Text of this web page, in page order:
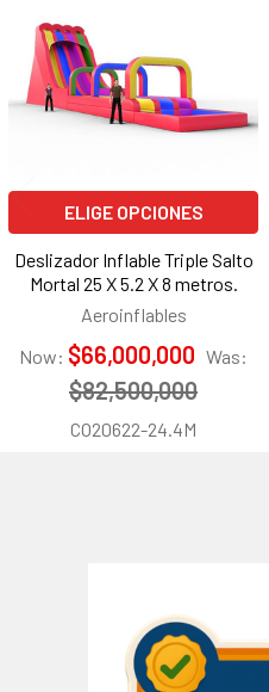
relacionados
ELIGE OPCIONES
Deslizador Inflable Triple Salto
Mortal 25 X 5.2 X 8 metros.
Aeroinflables
Now: $66,000,000 Was:
$82,500,000
CO20622-24.4M